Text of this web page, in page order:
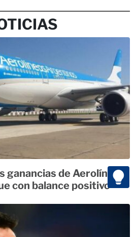
ganancias de Aerolíneas
con balance positivo